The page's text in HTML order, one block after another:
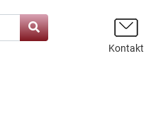
Kontakt